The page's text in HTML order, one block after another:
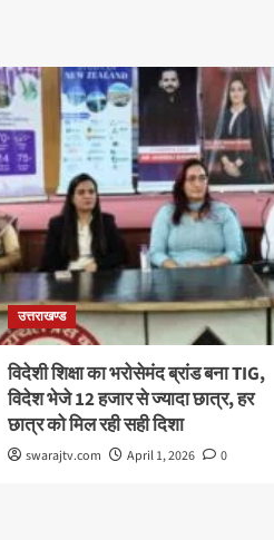
उत्तराखण्ड
विदेशी शिक्षा का भरोसेमंद ब्रांड बना TIG,
विदेश भेजे 12 हजार से ज्यादा छात्र, हर
छात्र को मिल रही सही दिशा
swarajtv.com April 1, 2026 0